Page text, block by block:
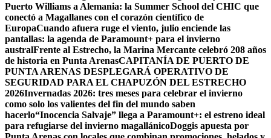
Puerto Williams a Alemania: la Summer School del CHIC que
conectó a Magallanes con el corazón científico de
EuropaCuando afuera ruge el viento, julio enciende las
pantallas: la agenda de Paramount+ para el invierno
australFrente al Estrecho, la Marina Mercante celebró 208 años
de historia en Punta ArenasCAPITANÍA DE PUERTO DE
PUNTA ARENAS DESPLEGARÁ OPERATIVO DE
SEGURIDAD PARA EL CHAPUZÓN DEL ESTRECHO
2026Invernadas 2026: tres meses para celebrar el invierno
como solo los valientes del fin del mundo saben
hacerlo“Inocencia Salvaje” llega a Paramount+: el estreno ideal
para refugiarse del invierno magallánicoDoggis apuesta por